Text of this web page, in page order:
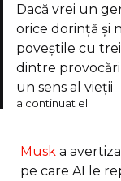
Dacă vrei un
orice dorinţă şi
poveştile cu
dintre
un sens al vieţii
a continuat el
Musk a
pe care AI le